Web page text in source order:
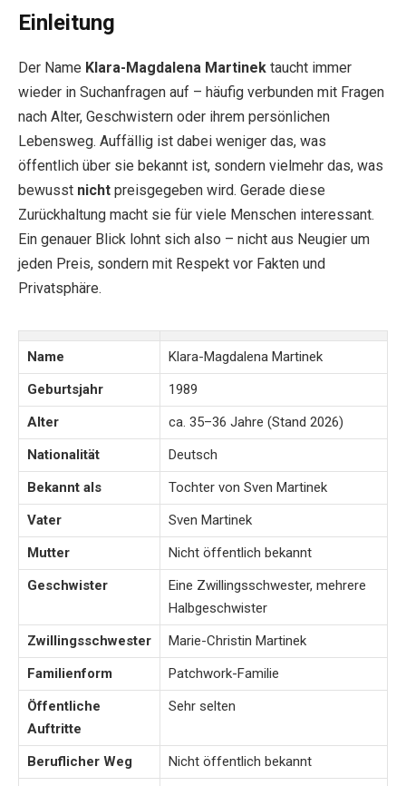
Einleitung
Der Name Klara-Magdalena Martinek taucht immer
wieder in Suchanfragen auf – häufig verbunden mit Fragen
nach Alter, Geschwistern oder ihrem persönlichen
Lebensweg. Auffällig ist dabei weniger das, was
öffentlich über sie bekannt ist, sondern vielmehr das, was
bewusst nicht preisgegeben wird. Gerade diese
Zurückhaltung macht sie für viele Menschen interessant.
Ein genauer Blick lohnt sich also – nicht aus Neugier um
jeden Preis, sondern mit Respekt vor Fakten und
Privatsphäre.
Name
Klara-Magdalena Martinek
Geburtsjahr
1989
Alter
ca. 35–36 Jahre (Stand 2026)
Nationalität
Deutsch
Bekannt als
Tochter von Sven Martinek
Vater
Sven Martinek
Mutter
Nicht öffentlich bekannt
Geschwister
Eine Zwillingsschwester, mehrere
Halbgeschwister
Zwillingsschwester
Marie-Christin Martinek
Familienform
Patchwork-Familie
Öffentliche
Auftritte
Sehr selten
Beruflicher Weg
Nicht öffentlich bekannt